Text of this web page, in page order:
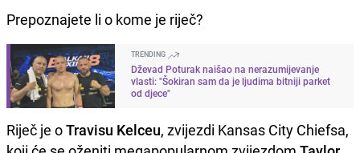
Prepoznajete li o kome je riječ?
TRENDING
Dževad Poturak naišao na nerazumijevanje
vlasti: "Šokiran sam da je ljudima bitniji parket
od djece"
Riječ je oTravisu Kelceu, zvijezdi Kansas City Chiefsa,